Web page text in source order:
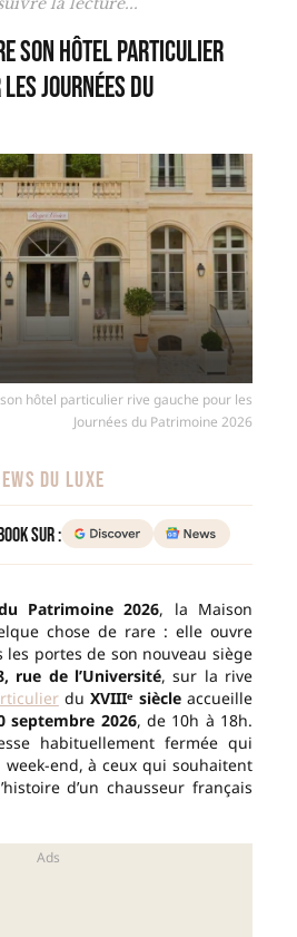
son hôtel particulier
Journées du
hôtel particulier rive gauche pour les
Journées du Patrimoine 2026
DU LUXE
sur :
Patrimoine 2026, la Maison
chose de rare : elle ouvre
portes de son nouveau siège
rue de l’Université, sur la rive
duXVIIIᵉ siècleaccueille
septembre 2026, de 10h à 18h.
habituellement fermée qui
week-end, à ceux qui souhaitent
d’un chausseur français